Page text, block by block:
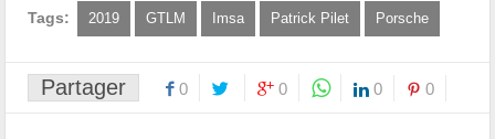
Tags: 2019 GTLM Imsa Patrick Pilet Porsche
Partager 0 0 0 0